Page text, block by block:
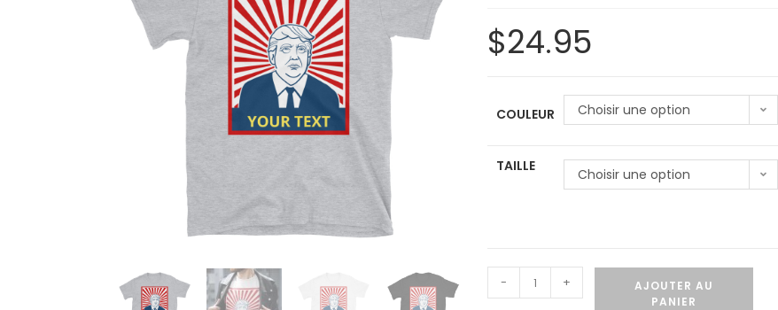
$24.95
COULEUR Choisir une option
TAILLE Choisir une option
- +
AJOUTER AU
PANIER